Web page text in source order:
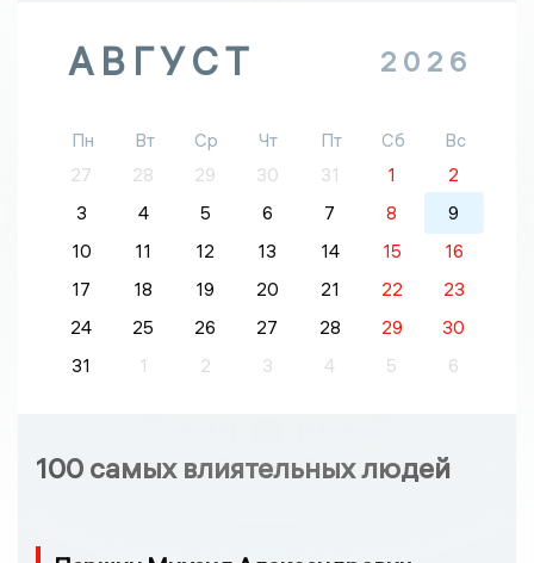
АВГУСТ 2026
Пн Вт Ср Чт Пт Сб
Вс
27
28 29 30 31 1
2
3
4 5 6 7 8
9
10
11 12 13 14 15
16
17
18 19 20 21 22
23
24
25 26 27 28 29
30
31
1 2 3 4 5 6
100 самых влиятельных людей